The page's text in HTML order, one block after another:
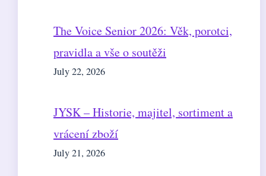
The Voice Senior 2026: Věk, porotci,
pravidla a vše o soutěži
July 22, 2026
JYSK – Historie, majitel, sortiment a
vrácení zboží
July 21, 2026